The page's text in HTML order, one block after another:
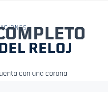
con una corona
RELOJ